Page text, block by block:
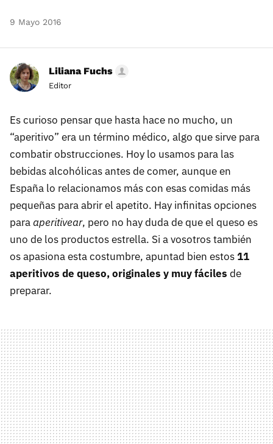
9 Mayo 2016
Liliana Fuchs
Editor
Es curioso pensar que hasta hace no mucho, un
“aperitivo” era un término médico, algo que sirve para
combatir obstrucciones. Hoy lo usamos para las
bebidas alcohólicas antes de comer, aunque en
España lo relacionamos más con esas comidas más
pequeñas para abrir el apetito. Hay infinitas opciones
paraaperitivear, pero no hay duda de que el queso es
uno de los productos estrella. Si a vosotros también
os apasiona esta costumbre, apuntad bien estos11
aperitivos de queso, originales y muy fáciles de
preparar.